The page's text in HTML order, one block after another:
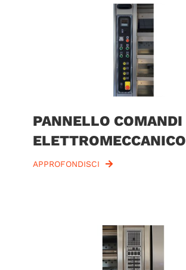
PANNELLO COMANDI
ELETTROMECCANICO
APPROFONDISCI